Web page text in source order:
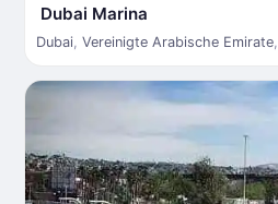
Dubai Marina
Dubai, Vereinigte Arabische Emirate,